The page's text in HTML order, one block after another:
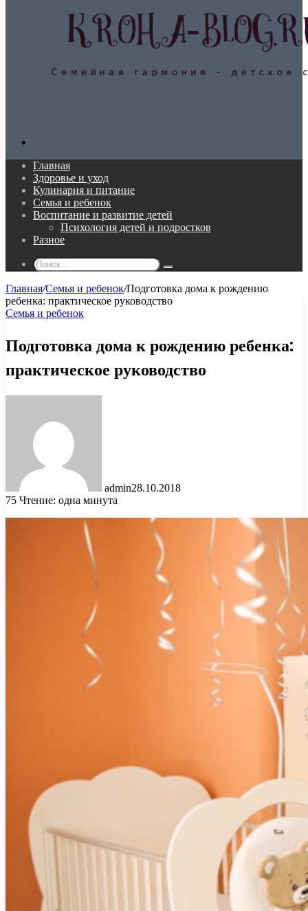
Главная
Здоровье и уход
Кулинария и питание
Семья и ребенок
Воспитание и развитие детей
Психология детей и подростков
Разное
Поиск...
Главная/Семья и ребенок/Подготовка дома к рождению
ребенка: практическое руководство
Семья и ребенок
Подготовка дома к рождению ребенка:
практическое руководство
admin28.10.2018
75 Чтение: одна минута